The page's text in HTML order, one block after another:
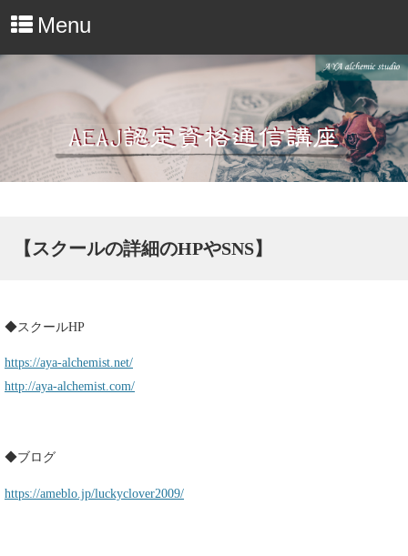
Menu
【スクールの詳細のHPやSNS】
◆スクールHP
https://aya-alchemist.net/
http://aya-alchemist.com/
◆ブログ
https://ameblo.jp/luckyclover2009/